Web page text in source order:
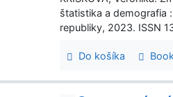
štatistika a demografia
republiky, 2023. ISSN
Do košíka